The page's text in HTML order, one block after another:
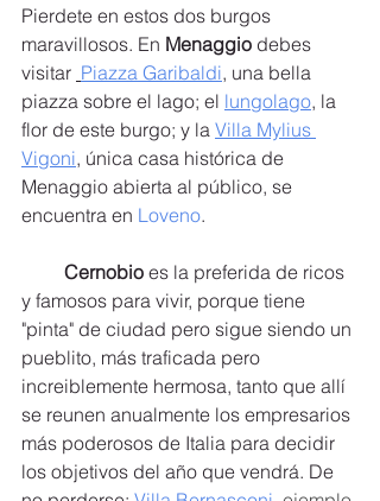
Pierdete en estos dos burgos
maravillosos. En Menaggio debes
visitar Piazza Garibaldi, una bella
piazza sobre el lago; el lungolago, la
flor de este burgo; y la Villa Mylius
Vigoni, única casa histórica de
Menaggio abierta al público, se
encuentra en Loveno.
Cernobio es la preferida de ricos
y famosos para vivir, porque tiene
"pinta" de ciudad pero sigue siendo un
pueblito, más traficada pero
increiblemente hermosa, tanto que allí
se reunen anualmente los empresarios
más poderosos de Italia para decidir
los objetivos del año que vendrá. De